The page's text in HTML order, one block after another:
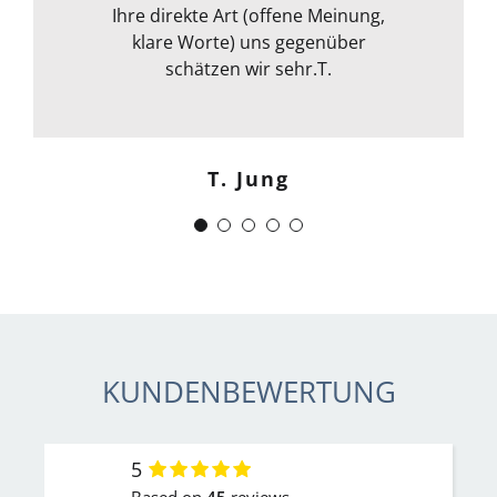
Ihre direkte Art (offene Meinung,
klare Worte) uns gegenüber
schätzen wir sehr.T.
T. Jung
Egal ob email Telefon etc… Alles in
allem kann ich sie nur
weiterempfehlen. Weiter so !
J. Schwaber
KUNDENBEWERTUNG
5